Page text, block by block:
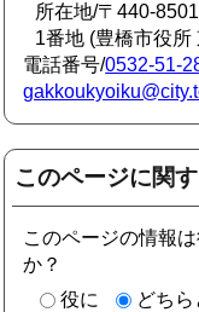
所在地/〒440-
1番地 (豊橋市役所
電話番号/0532-51-
このページに関
このページの情報
か？
役に
どちら